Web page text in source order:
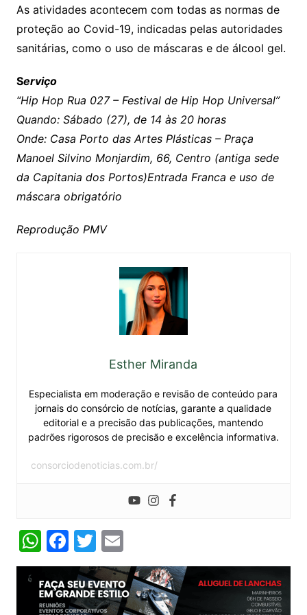
As atividades acontecem com todas as normas de
proteção ao Covid-19, indicadas pelas autoridades
sanitárias, como o uso de máscaras e de álcool gel.
Serviço
“Hip Hop Rua 027 – Festival de Hip Hop Universal”
Quando: Sábado (27), de 14 às 20 horas
Onde: Casa Porto das Artes Plásticas – Praça
Manoel Silvino Monjardim, 66, Centro (antiga sede
da Capitania dos Portos)Entrada Franca e uso de
máscara obrigatório
Reprodução PMV
Esther Miranda
Especialista em moderação e revisão de conteúdo para
jornais do consórcio de notícias, garante a qualidade
editorial e a precisão das publicações, mantendo
padrões rigorosos de precisão e excelência informativa.
consorciodenoticias.com.br/
W
h
at
s
F
a
c
e
T
w
itt
er
E
m
ai
l